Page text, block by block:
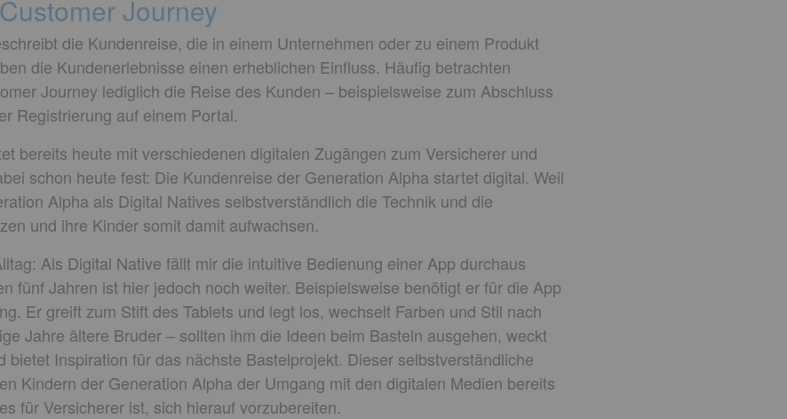
Journey
die Kundenreise, die in einem Unternehmen oder zu einem Produkt
die Kundenerlebnisse einen erheblichen Einfluss. Häufig betrachten
Journey lediglich die Reise des Kunden – beispielsweise zum Abschluss
Registrierung auf einem Portal.
bereits heute mit verschiedenen digitalen Zugängen zum Versicherer und
schon heute fest: Die Kundenreise der Generation Alpha startet digital. Weil
Alpha als Digital Natives selbstverständlich die Technik und die
und ihre Kinder somit damit aufwachsen.
Als Digital Native fällt mir die intuitive Bedienung einer App durchaus
fünf Jahren ist hier jedoch noch weiter. Beispielsweise benötigt er für die App
Er greift zum Stift des Tablets und legt los, wechselt Farben und Stil nach
Jahre ältere Bruder – sollten ihm die Ideen beim Basteln ausgehen, weckt
bietet Inspiration für das nächste Bastelprojekt. Dieser selbstverständliche
Kindern der Generation Alpha der Umgang mit den digitalen Medien bereits
für Versicherer ist, sich hierauf vorzubereiten.